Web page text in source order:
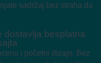
sadržaj bez straha da
dostavlja besplatna
i početni dizajn. Bez